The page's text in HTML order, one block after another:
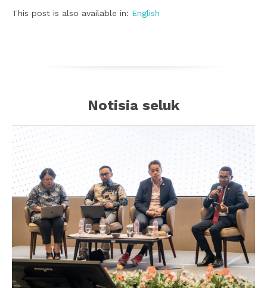
This post is also available in: English
Notisia seluk